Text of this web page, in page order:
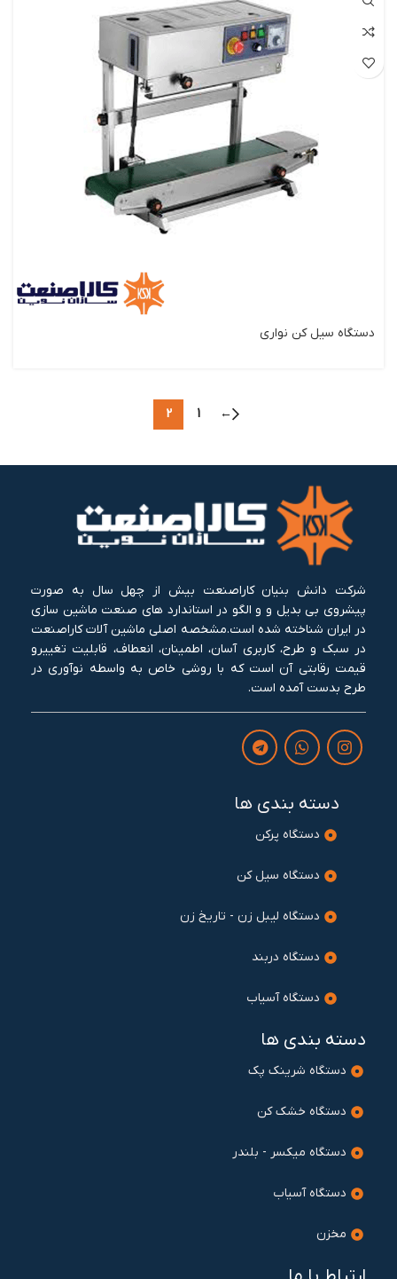
دستگاه سیل کن نواری
←
1
2
شرکت دانش بنیان کاراصنعت بیش از چهل سال به صورت
پیشروی بی بدیل و و الگو در استاندارد های صنعت ماشین سازی
در ایران شناخته شده است.مشخصه اصلی ماشین آلات کاراصنعت
در سبک و طرح، کاربری آسان، اطمینان، انعطاف، قابلیت تغییرو
قیمت رقابتی آن است که با روشی خاص به واسطه نوآوری در
طرح بدست آمده است.
دسته بندی ها
دستگاه پرکن
دستگاه سیل کن
دستگاه لیبل زن - تاریخ زن
دستگاه دربند
دستگاه آسیاب
دسته بندی ها
دستگاه شرینک پک
دستگاه خشک کن
دستگاه میکسر - بلندر
دستگاه آسیاب
مخزن